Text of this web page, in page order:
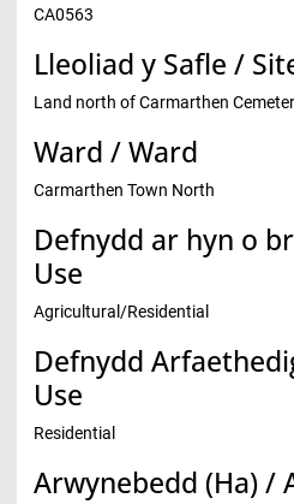
CA0563
Lleoliad y Safle /
Land north of Carmarthen
Ward / Ward
Carmarthen Town North
Defnydd ar hyn o
Use
Agricultural/Residential
Defnydd
Use
Residential
Arwynebedd (Ha) /